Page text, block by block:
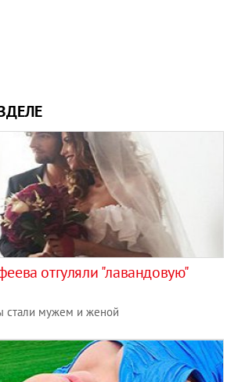
отгуляли "лавандовую"
стали мужем и женой